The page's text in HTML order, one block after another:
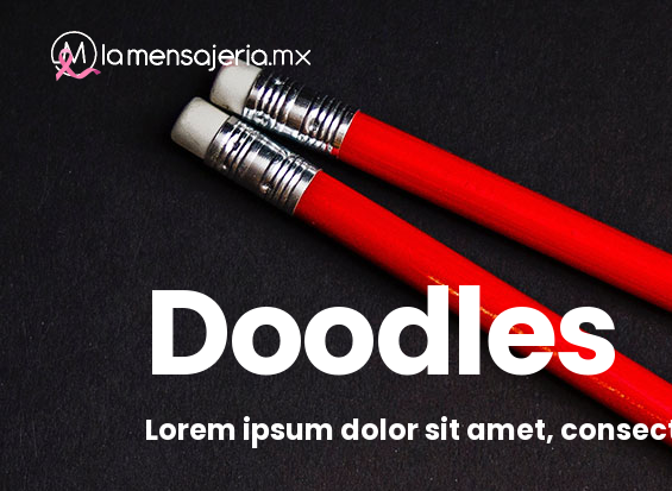
Doodles
Lorem ipsum dolor sit amet,